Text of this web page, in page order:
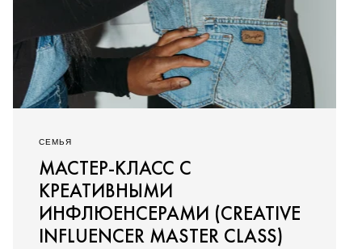
СЕМЬЯ
МАСТЕР-КЛАСС С
КРЕАТИВНЫМИ
ИНФЛЮЕНСЕРАМИ (CREATIVE
INFLUENCER MASTER CLASS)